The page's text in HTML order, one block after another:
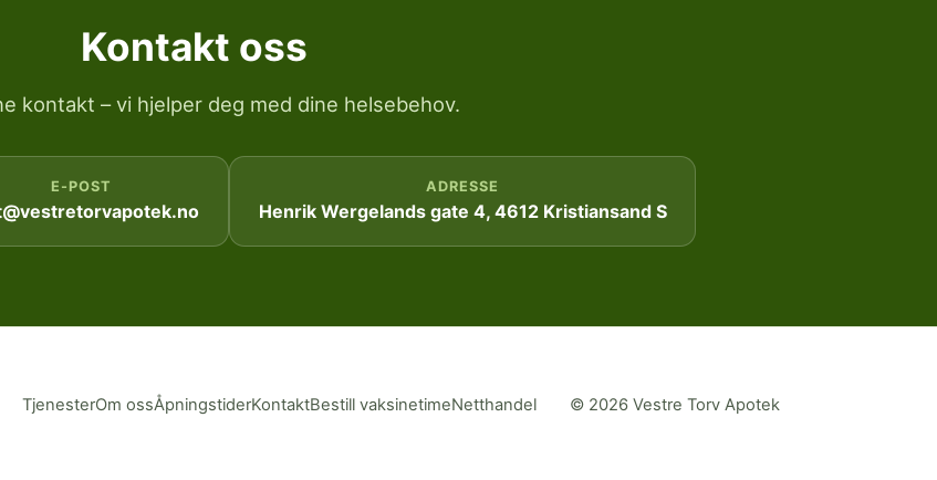
Kontakt oss
kontakt – vi hjelper deg med dine helsebehov.
E-POST ADRESSE
Henrik Wergelands gate 4, 4612 Kristiansand S
TjenesterOm ossÅpningstiderKontaktBestill vaksinetimeNetthandel © 2026 Vestre Torv Apotek